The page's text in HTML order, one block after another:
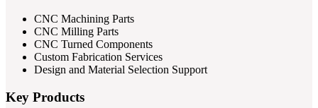
CNC Machining Parts
CNC Milling Parts
CNC Turned Components
Custom Fabrication Services
Design and Material Selection Support
Key Products